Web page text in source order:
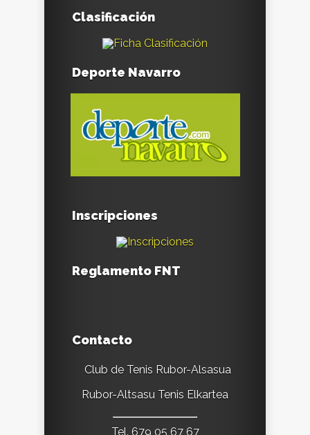
Clasificación
Deporte Navarro
Inscripciones
Reglamento FNT
Contacto
Club de Tenis Rubor-Alsasua
Rubor-Altsasu Tenis Elkartea
Tel. 679 05 67 67